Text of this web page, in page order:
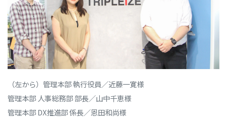
（左から）管理本部 執行役員／近藤一寛様
管理本部 人事総務部 部長／山中千恵様
管理本部 DX推進部 係長／恩田和尚様